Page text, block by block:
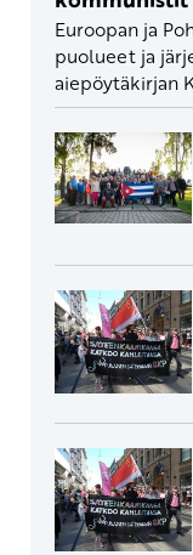
Euroopan ja
puolueet ja
aiepöytäkirjan